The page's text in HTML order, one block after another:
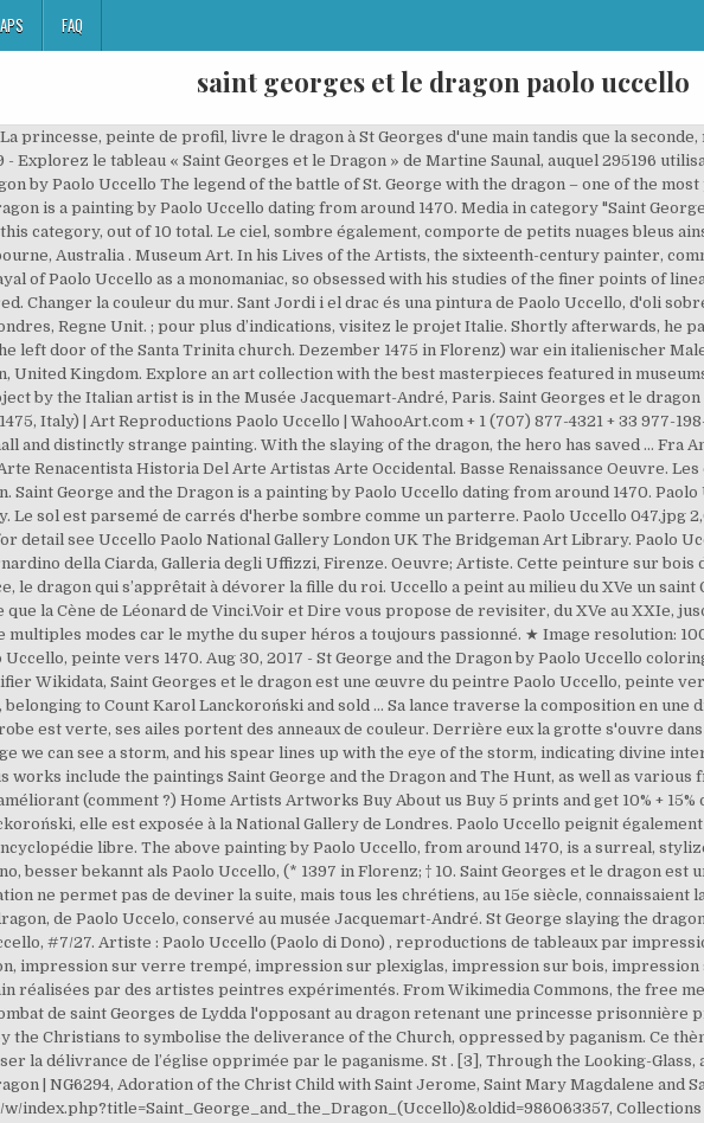
FAQ
saint georges et le dragon paolo uccello
Santa Trinita church. Dezember 1475 in Florenz) war ein italienischer Maler und Mosaikkünstler. It is on display in the National Gallery, London, United Kingdom. Explore an art collection with the best masterpieces featured in museums around the world. An earlier less dramatic version of the same subject by the Italian artist is in the Musée Jacquemart-André, Paris. Saint Georges et le dragon - Paolo Uccello. St. George and the Dragon, 1456 by Paolo Uccello (1397-1475, Italy) | Art Reproductions Paolo Uccello | WahooArt.com + 1 (707) 877-4321 + 33 977-198-888 . Paolo Uccello has compressed two parts of the story into one small and distinctly strange painting. With the slaying of the dragon, the hero has saved … Fra Angelico Arte Arte Pintura Imagenes De Pinturas Arte Del Renacimiento Arte Renacentista Historia Del Arte Artistas Arte Occidental. Basse Renaissance Oeuvre. Les couleurs de l'image peuvent apparaître altérées sur votre écran. Saint George and the Dragon is a painting by Paolo Uccello dating from around 1470. Paolo Uccello: St George and the Dragon - c1460 London, National Gallery. Le sol est parsemé de carrés d'herbe sombre comme un parterre. Paolo Uccello 047.jpg 2,024 × 1,511; 587 KB Valable … St George and the Dragon c oil on canvas for detail see Uccello Paolo National Gallery London UK The Bridgeman Art Library. Paolo Uccello, 1438, Battaglia di San Romano: Disarcionamento di Bernardino della Ciarda, Galleria degli Uffizzi, Firenze. Oeuvre; Artiste. Cette peinture sur bois de Paolo Uccello représente Saint Georges transperçant, de sa lance, le dragon qui s’apprêtait à dévorer la fille du roi. Uccello a peint au milieu du XVe un saint Georges qui est devenu une référence picturale, au même titre que la Cène de Léonard de Vinci.Voir et Dire vous propose de revisiter, du XVe au XXIe, jusqu'à Warhol et Kantor, cette figure de légende qui a été déclinée sur de multiples modes car le mythe du super héros a toujours passionné. ★ Image resolution: 1000×749 px. Saint Georges et le dragon est une œuvre du peintre Paolo Uccello, peinte vers 1470. Aug 30, 2017 - St George and the Dragon by Paolo Uccello coloring page from St. George's Day category. modifier - modifier le code - modifier Wikidata, Saint Georges et le dragon est une œuvre du peintre Paolo Uccello, peinte vers 1470. It was formerly housed in the Palais Lanckoroński in Vienna, belonging to Count Karol Lanckoroński and sold … Sa lance traverse la composition en une diagonale aboutissant dans la gueule du dragon déployant ses ailes ; sa robe est verte, ses ailes portent des anneaux de couleur. Derrière eux la grotte s'ouvre dans une roche aux contours stylisés et révèle une source. Behind St. George we can see a storm, and his spear lines up with the eye of the storm, indicating divine intervention assisted with the easy defeat of the dragon. His most famous works include the paintings Saint George and the Dragon and The Hunt, as well as various frescoes such as the … Vous pouvez partager vos connaissances en l’améliorant (comment ?) Home Artists Artworks Buy About us Buy 5 prints and get 10% + 15% off on all items. Initialement partie de la collection de Karol Lanckoroński, elle est exposée à la National Gallery de Londres. Paolo Uccello peignit également deux autres œuvres du même thème en : Un article de Wikipédia, l'encyclopédie libre. The above painting by Paolo Uccello, from around 1470, is a surreal, stylized retelling of the legend of Saint George and the Dragon. Paolo di Dono, besser bekannt als Paolo Uccello, (* 1397 in Florenz; † 10. Saint Georges et le dragon est une œuvre du peintre Paolo Uccello, peinte vers 1470. La simple observation ne permet pas de deviner la suite, mais tous les chrétiens, au 15e siècle, connaissaient la légende. Video de la restauration de St Georges terrassant le dragon, de Paolo Uccelo, conservé au musée Jacquemart-André. St George slaying the dragon Paolo Uccello (c. 1430) View in Augmented Reality. Album: Paolo Uccello, #7/27. Artiste : Paolo Uccello (Paolo di Dono) , reproductions de tableaux par impression sur papier de haute qualité, impression sur toile d'artiste 100% coton, impression sur verre trempé, impression sur plexiglas, impression sur bois, impression sur aluminium et copies de peintures à huile sur toile peintes à la main réalisées par des artistes peintres expérimentés. From Wikimedia Commons, the free media repository. Conformément à l'iconographie chrétienne il s'agit du combat de saint Georges de Lydda l'opposant au dragon retenant une princesse prisonnière près d'une grotte. This theme, which is oriental in origin, was adopted by the Christians to symbolise the deliverance of the Church, oppressed by paganism. Ce thème, d’origine orientale, a été repris par les chrétiens pour symboliser la délivrance de l’église opprimée par le paganisme. St . [3], Through the Looking-Glass, and What Alice Found There, Paolo Uccelo | Saint George and the Dragon | NG6294, Adoration of the Christ Child with Saint Jerome, Saint Mary Magdalene and Saint Eustace, https://en.wikipedia.org/w/index.php?title=Saint_George_and_the_Dragon_(Uccello)&oldid=986063357, Collections of the National Gallery, London, Wikipedia articles with RKDID identifiers, Creative Commons Attribution-ShareAlike License, This page was last edited on 29 October 2020, at 15:49. CYBER MONDAY Remise de 40% sur tous les articles! Cela n'affecte pas la qualité de nos impressions et peintures. Saint Georges et le dragon.